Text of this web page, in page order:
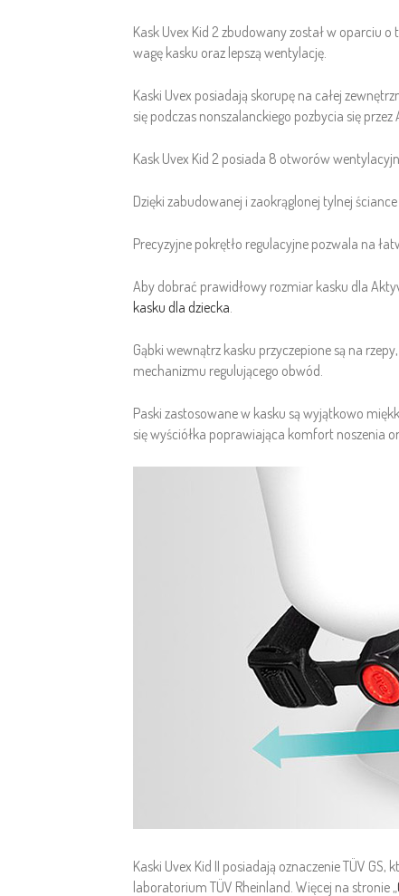
Kask Uvex Kid 2 zbudowany został w oparciu
wagę kasku oraz lepszą wentylację.
Kaski Uvex posiadają skorupę na całej
się podczas nonszalanckiego pozbycia się
Kask Uvex Kid 2 posiada 8 otworów
Dzięki zabudowanej i zaokrąglonej tylnej
Precyzyjne pokrętło regulacyjne pozwala na
Aby dobrać prawidłowy rozmiar kasku dla
kasku dla dziecka.
Gąbki wewnątrz kasku przyczepione są na
mechanizmu regulującego obwód.
Paski zastosowane w kasku są wyjątkowo
się wyściółka poprawiająca komfort noszenia
Kaski Uvex Kid II posiadają oznaczenie TÜV
laboratorium TÜV Rheinland. Więcej na stronie „